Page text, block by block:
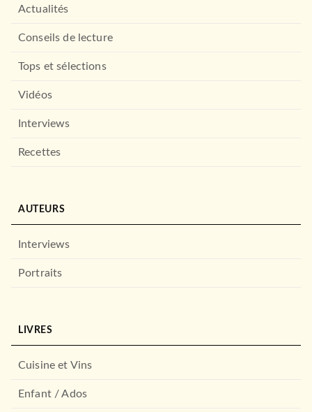
Actualités
Conseils de lecture
Tops et sélections
Vidéos
Interviews
Recettes
AUTEURS
Interviews
Portraits
LIVRES
Cuisine et Vins
Enfant / Ados